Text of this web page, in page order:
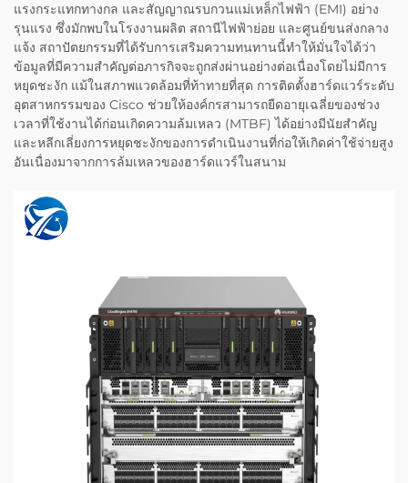
แรงกระแทกทางกล และสัญญาณรบกวนแม่เหล็กไฟฟ้า (EMI) อย่าง
รุนแรง ซึ่งมักพบในโรงงานผลิต สถานีไฟฟ้าย่อย และศูนย์ขนส่งกลาง
แจ้ง สถาปัตยกรรมที่ได้รับการเสริมความทนทานนี้ทำให้มั่นใจได้ว่า
ข้อมูลที่มีความสำคัญต่อภารกิจจะถูกส่งผ่านอย่างต่อเนื่องโดยไม่มีการ
หยุดชะงัก แม้ในสภาพแวดล้อมที่ท้าทายที่สุด การติดตั้งฮาร์ดแวร์ระดับ
อุตสาหกรรมของ Cisco ช่วยให้องค์กรสามารถยืดอายุเฉลี่ยของช่วง
เวลาที่ใช้งานได้ก่อนเกิดความล้มเหลว (MTBF) ได้อย่างมีนัยสำคัญ
และหลีกเลี่ยงการหยุดชะงักของการดำเนินงานที่ก่อให้เกิดค่าใช้จ่ายสูง
อันเนื่องมาจากการล้มเหลวของฮาร์ดแวร์ในสนาม